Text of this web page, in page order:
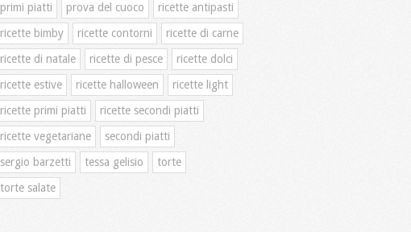
primi piatti
prova del cuoco
ricette antipasti
ricette bimby
ricette contorni
ricette di carne
ricette di natale
ricette di pesce
ricette dolci
ricette estive
ricette halloween
ricette light
ricette primi piatti
ricette secondi piatti
ricette vegetariane
secondi piatti
sergio barzetti
tessa gelisio
torte
torte salate